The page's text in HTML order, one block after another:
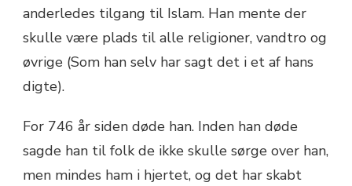
anderledes tilgang til Islam. Han mente der
skulle være plads til alle religioner, vandtro og
øvrige (Som han selv har sagt det i et af hans
digte).
For 746 år siden døde han. Inden han døde
sagde han til folk de ikke skulle sørge over han,
men mindes ham i hjertet, og det har skabt